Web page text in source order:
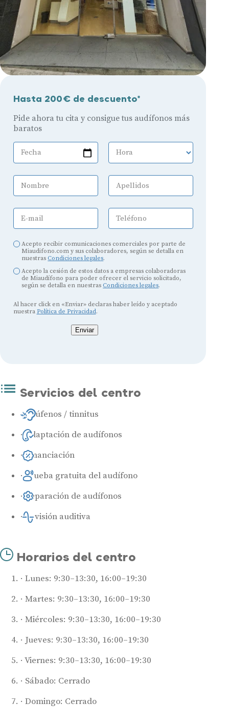
Hasta 200€ de descuento*
Pide ahora tu cita y consigue tus audífonos más
baratos
Fecha Hora
Nombre Apellidos
E-mail Teléfono
Acepto recibir comunicaciones comerciales por parte de
Miaudifono.com y sus colaboradores, según se detalla en
nuestras Condiciones legales.
Acepto la cesión de estos datos a empresas colaboradoras
de Miaudífono para poder ofrecer el servicio solicitado,
según se detalla en nuestras Condiciones legales.
Al hacer click en «Enviar» declaras haber leído y aceptado
nuestra Política de Privacidad.
Enviar
Servicios del centro
Acúfenos / tinnitus
Adaptación de audífonos
Financiación
Prueba gratuita del audífono
Reparación de audífonos
Revisión auditiva
Horarios del centro
Lunes: 9:30–13:30, 16:00–19:30
Martes: 9:30–13:30, 16:00–19:30
Miércoles: 9:30–13:30, 16:00–19:30
Jueves: 9:30–13:30, 16:00–19:30
Viernes: 9:30–13:30, 16:00–19:30
Sábado: Cerrado
Domingo: Cerrado
Audífonos
Mejores marcas de audífonos
Audífonos invisibles